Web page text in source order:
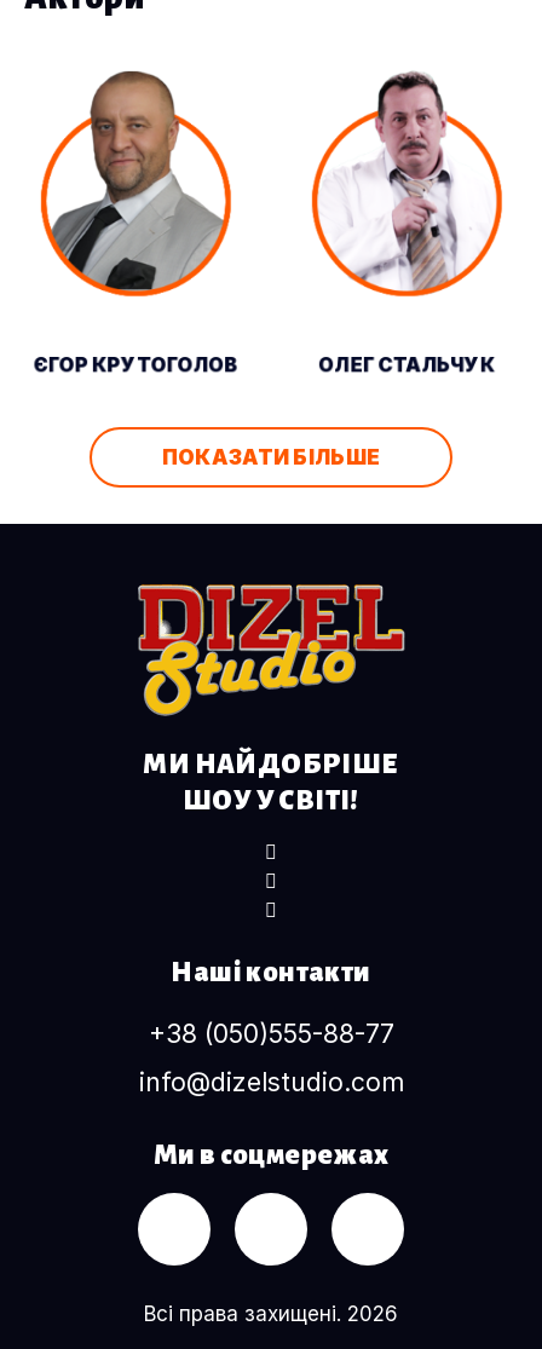
ЄГОР КРУТОГОЛОВ ОЛЕГ СТАЛЬЧУК
ПОКАЗАТИ БІЛЬШЕ
МИ НАЙДОБРІШЕ
ШОУ У СВІТІ!
Наші контакти
+38 (050)555-88-77
info@dizelstudio.com
Ми в соцмережах
Всі права захищені. 2026